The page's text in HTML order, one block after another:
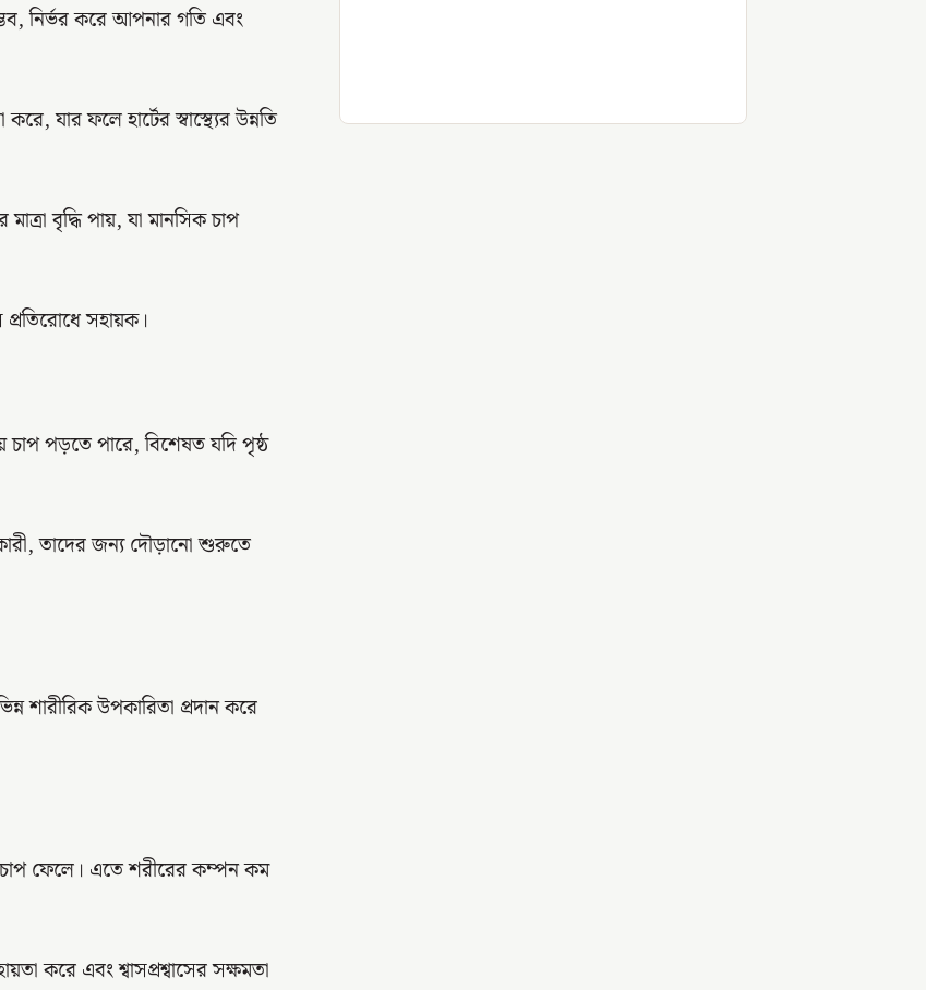
নির্ভর করে আপনার গতি এবং
যার ফলে হার্টের স্বাস্থ্যের উন্নতি
বৃদ্ধি পায়, যা মানসিক চাপ
প্রতিরোধে সহায়ক।
পড়তে পারে, বিশেষত যদি পৃষ্ঠ
তাদের জন্য দৌড়ানো শুরুতে
শারীরিক উপকারিতা প্রদান করে
ফেলে। এতে শরীরের কম্পন কম
করে এবং শ্বাসপ্রশ্বাসের সক্ষমতা